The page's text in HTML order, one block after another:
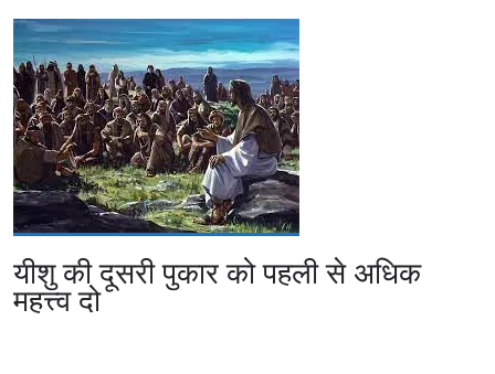
यीशु की दूसरी पुकार को पहली से अधिक
महत्त्व दो